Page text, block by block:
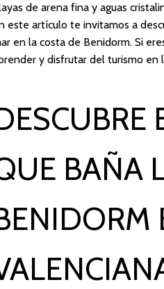
de arena fina y aguas
este artículo te invitamos a
en la costa de Benidorm. Si
y disfrutar del turismo en
BAÑA